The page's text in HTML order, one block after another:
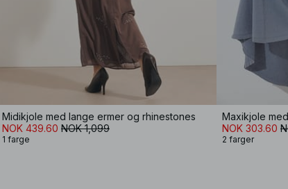
Midikjole med lange ermer og rhinestones
NOK 439.60 NOK 1,099
1 farge
Maxikjole
NOK 303.60
2 farger